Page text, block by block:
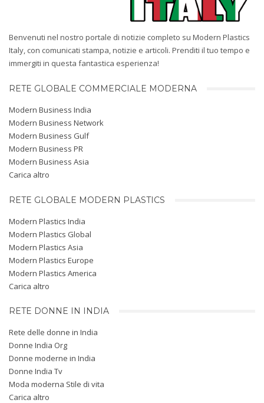
Benvenuti nel nostro portale di notizie completo su Modern Plastics
Italy, con comunicati stampa, notizie e articoli. Prenditi il ​​tuo tempo e
immergiti in questa fantastica esperienza!
RETE GLOBALE COMMERCIALE MODERNA
Modern Business India
Modern Business Network
Modern Business Gulf
Modern Business PR
Modern Business Asia
Carica altro
RETE GLOBALE MODERN PLASTICS
Modern Plastics India
Modern Plastics Global
Modern Plastics Asia
Modern Plastics Europe
Modern Plastics America
Carica altro
RETE DONNE IN INDIA
Rete delle donne in India
Donne India Org
Donne moderne in India
Donne India Tv
Moda moderna Stile di vita
Carica altro